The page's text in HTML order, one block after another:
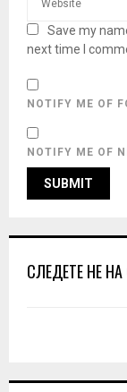
Save my
next time I
NOTIFY ME OF
NOTIFY ME OF
СЛЕДЕТЕ НЕ